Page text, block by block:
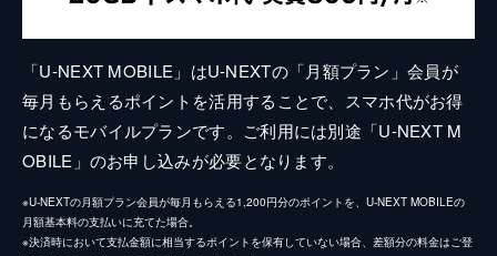
「U-NEXT MOBILE」はU-NEXTの「月額プラン」会員が
毎月もらえるポイントを活用することで、スマホ代がお得
になるモバイルプランです。ご利用には別途「U-NEXT M
OBILE」のお申し込みが必要となります。
※U-NEXTの月額プラン会員が毎月もらえる1,200円分のポイントを、U-NEXT MOBILEの
月額基本料の支払いに充てた場合。
※決済時において支払金額に相当するポイントを保有していない場合、差額分の料金はご登